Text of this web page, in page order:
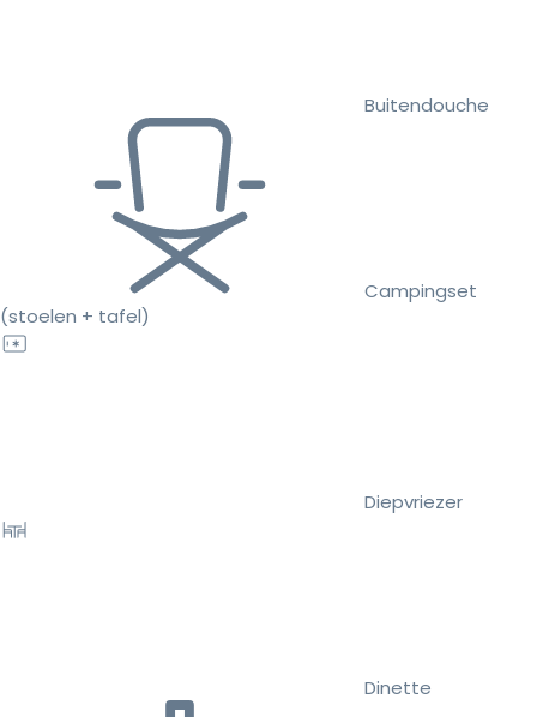
Buitendouche
Campingset
(stoelen + tafel)
Diepvriezer
Dinette